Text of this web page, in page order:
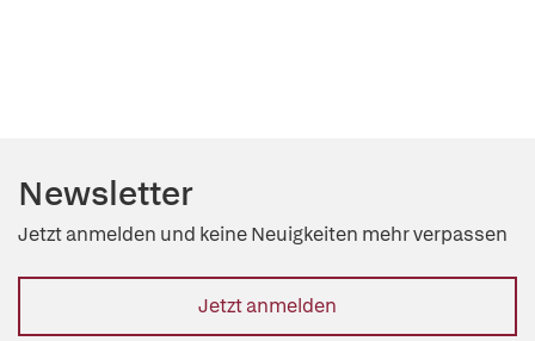
Newsletter
Jetzt anmelden und keine Neuigkeiten mehr verpassen
Jetzt anmelden